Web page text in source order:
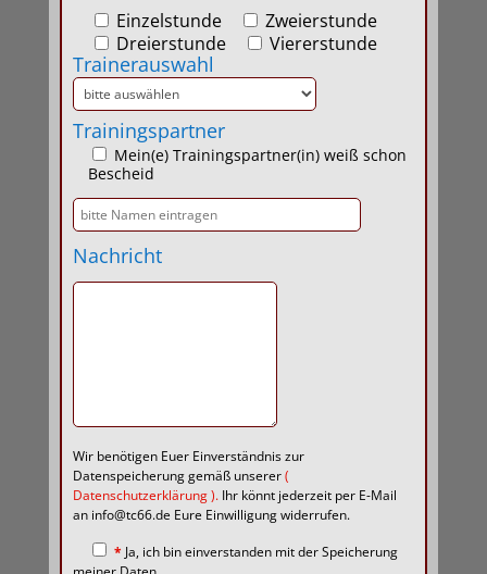
Einzelstunde
Zweierstunde
Dreierstunde
Viererstunde
Trainerauswahl
Trainingspartner
Mein(e) Trainingspartner(in) weiß schon
Bescheid
Nachricht
Wir benötigen Euer Einverständnis zur
Datenspeicherung gemäß unserer(
Datenschutzerklärung). Ihr könnt jederzeit per E-Mail
an info@tc66.de Eure Einwilligung widerrufen.
* Ja, ich bin einverstanden mit der Speicherung